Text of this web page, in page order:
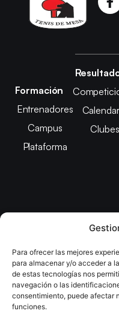
Para ofrecer las mejores
para almacenar y/o acceder a
de estas tecnologías nos
navegación o las
consentimiento, puede afectar
funciones.
Formación
Entrenadores
Campus
Plataforma
Clubes
Copyright © 2025
Aviso LegalPolítica